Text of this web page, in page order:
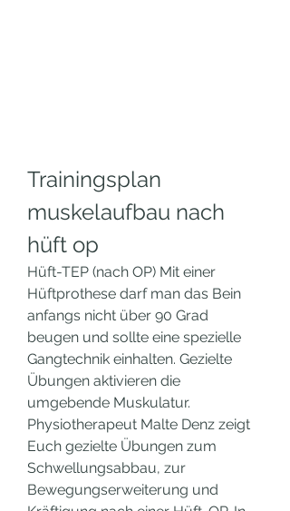
Trainingsplan
muskelaufbau nach
hüft op
Hüft-TEP (nach OP) Mit einer
Hüftprothese darf man das Bein
anfangs nicht über 90 Grad
beugen und sollte eine spezielle
Gangtechnik einhalten. Gezielte
Übungen aktivieren die
umgebende Muskulatur.
Physiotherapeut Malte Denz zeigt
Euch gezielte Übungen zum
Schwellungsabbau, zur
Bewegungserweiterung und